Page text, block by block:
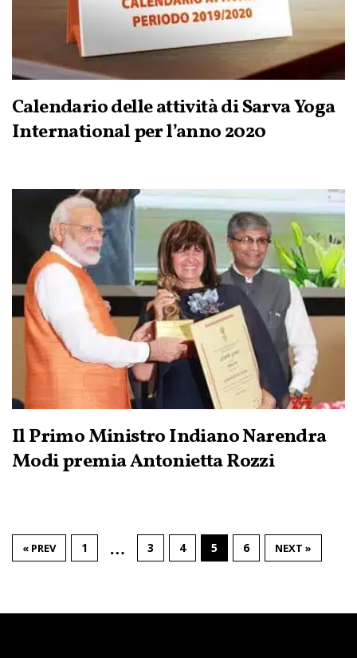
Calendario delle attività di Sarva Yoga
International per l’anno 2020
Il Primo Ministro Indiano Narendra
Modi premia Antonietta Rozzi
« PREV 1 … 3 4 5 6 NEXT »